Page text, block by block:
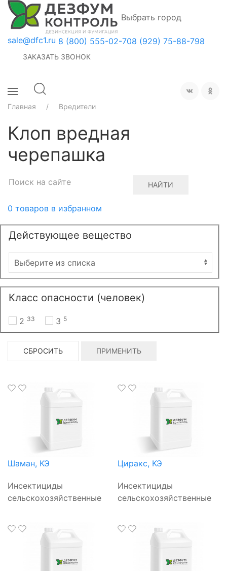
Выбрать город
sale@dfc1.ru 8 (800) 555-02-708 (929) 75-88-798
ЗАКАЗАТЬ ЗВОНОК
Главная Вредители
Клоп вредная
черепашка
НАЙТИ
0 товаров в избранном
Действующее вещество
Класс опасности (человек)
2 33 3 5
СБРОСИТЬ ПРИМЕНИТЬ
Шаман, КЭ
Инсектициды
сельскохозяйственные
Циракс, КЭ
Инсектициды
сельскохозяйственные